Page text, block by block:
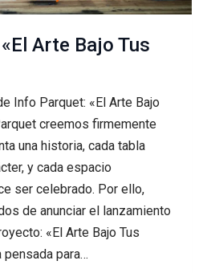
Arte Bajo Tus
Info Parquet: «El Arte Bajo
creemos firmemente
una historia, cada tabla
y cada espacio
ser celebrado. Por ello,
de anunciar el lanzamiento
«El Arte Bajo Tus
pensada para…